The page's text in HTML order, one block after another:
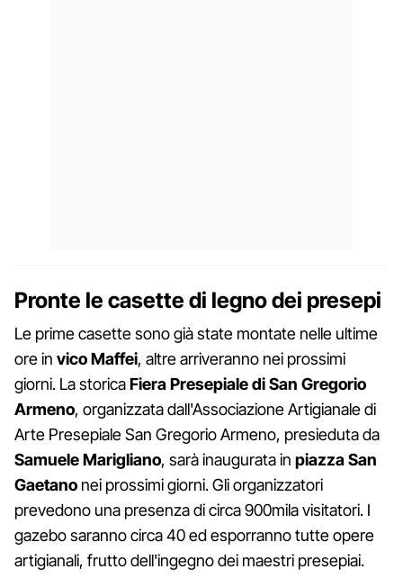
Pronte le casette di legno dei presepi
Le prime casette sono già state montate nelle ultime
ore in vico Maffei, altre arriveranno nei prossimi
giorni. La storicaFiera Presepiale di San Gregorio
Armeno, organizzata dall'Associazione Artigianale di
Arte Presepiale San Gregorio Armeno, presieduta da
Samuele Marigliano, sarà inaugurata in piazza San
Gaetano nei prossimi giorni. Gli organizzatori
prevedono una presenza di circa 900mila visitatori. I
gazebo saranno circa 40 ed esporranno tutte opere
artigianali, frutto dell'ingegno dei maestri presepiai.